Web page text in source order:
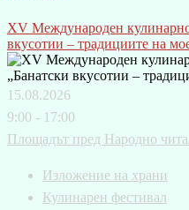
XV Международен
вкусотии – традициите на
15.08.2026
9:00 - 17:00
Площадът пред Народно
Изложение на храни
Кулинарен фестивал